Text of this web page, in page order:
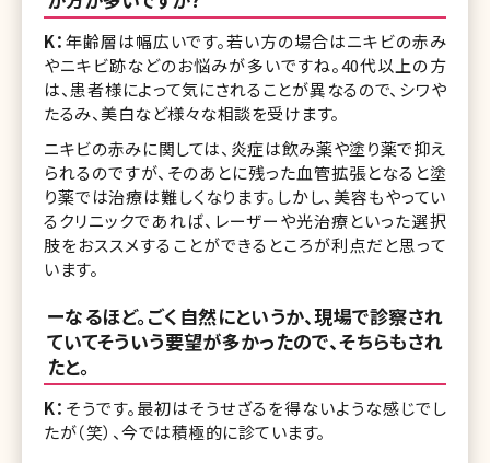
K：年齢層は幅広いです。若い方の場合はニキビの赤み
やニキビ跡などのお悩みが多いですね。40代以上の方
は、患者様によって気にされることが異なるので、シワや
たるみ、美白など様々な相談を受けます。
ニキビの赤みに関しては、炎症は飲み薬や塗り薬で抑え
られるのですが、そのあとに残った血管拡張となると塗
り薬では治療は難しくなります。しかし、美容もやってい
るクリニックであれば、レーザーや光治療といった選択
肢をおススメすることができるところが利点だと思って
います。
ーなるほど。ごく自然にというか、現場で診察され
ていてそういう要望が多かったので、そちらもされ
たと。
K： そうです。最初はそうせざるを得ないような感じでし
たが（笑）、今では積極的に診ています。